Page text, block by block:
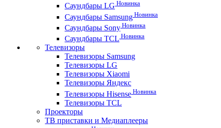
Саундбары LG Новинка
Саундбары Samsung Новинка
Саундбары Sony Новинка
Саундбары TCL Новинка
Телевизоры
Телевизоры Samsung
Телевизоры LG
Телевизоры Xiaomi
Телевизоры Яндекс
Телевизоры Hisense Новинка
Телевизоры TCL
Проекторы
ТВ приставки и Медиаплееры